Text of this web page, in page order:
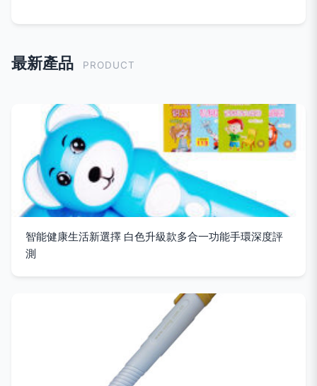
最新產品 PRODUCT
智能健康生活新選擇 白色升級款多合一功能手環深度評
測